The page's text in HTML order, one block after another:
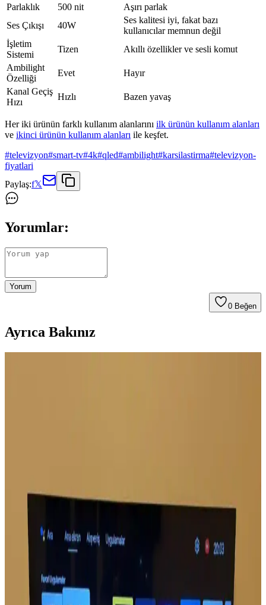
Parlaklık
500 nit
Aşırı parlak
Ses Çıkışı
40W
Ses kalitesi iyi, fakat bazı
kullanıcılar memnun değil
İşletim
Sistemi
Tizen
Akıllı özellikler ve sesli komut
Ambilight
Özelliği
Evet
Hayır
Kanal Geçiş
Hızı
Hızlı Bazen yavaş
Her iki ürünün farklı kullanım alanlarını ilk ürünün kullanım alanları
ve ikinci ürünün kullanım alanları ile keşfet.
#televizyon#smart-tv#4k#qled#ambilight#karsilastirma#televizyon-
fiyatlari
Paylaş:f𝕏
Yorumlar:
Yorum
0 Beğen
Ayrıca Bakınız
İki Grundig televizyon modeli detaylı karşılaştırmasıyla ekran
boyutu, görüntü teknolojisi ve kullanıcı memnuniyetine
Televizyon Kullanımını Kolaylaştıran Yeni Nesil TV
Klavyesi Özellikleri ve Avantajları
Televizyon kontrolünde devrim yaratan tv klavyesi, kablosuz
kullanım, pratiklik ve çok fonksiyonellik sunarak kullanıcı
deneyimini zenginleştiriyor.